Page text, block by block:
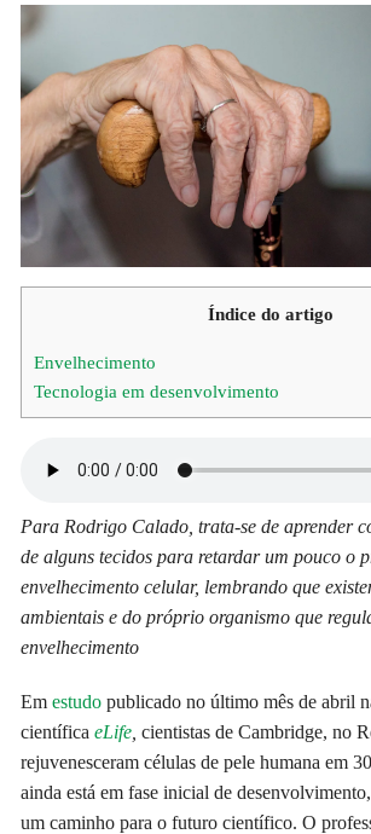
Índice do artigo
Envelhecimento
Tecnologia em desenvolvimento
Para Rodrigo Calado, trata-se de aprender
de alguns tecidos para retardar um pouco o
envelhecimento celular, lembrando que
ambientais e do próprio organismo que
envelhecimento
Emestudo publicado no último mês de abril
científicaeLife cientistas de Cambridge, no
rejuvenesceram células de pele humana em
ainda está em fase inicial de
um caminho para o futuro científico. O